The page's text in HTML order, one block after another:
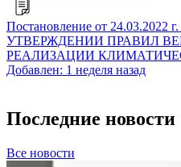
Постановление от 24.03.2022
УТВЕРЖДЕНИИ ПРАВИЛ
РЕАЛИЗАЦИИ
Добавлен: 1 неделя назад
Последние новости
Все новости